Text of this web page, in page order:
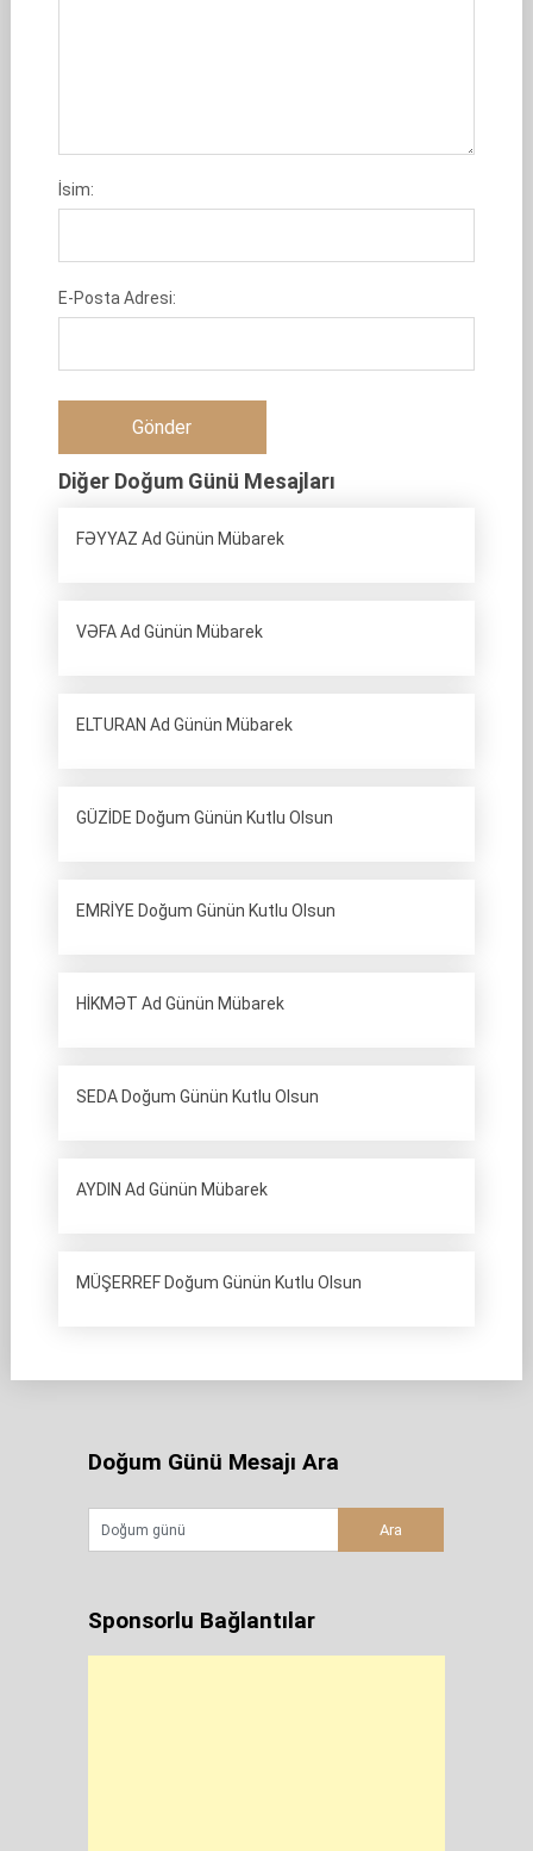
İsim:
E-Posta Adresi:
Diğer Doğum Günü Mesajları
FƏYYAZ Ad Günün Mübarek
VƏFA Ad Günün Mübarek
ELTURAN Ad Günün Mübarek
GÜZİDE Doğum Günün Kutlu Olsun
EMRİYE Doğum Günün Kutlu Olsun
HİKMƏT Ad Günün Mübarek
SEDA Doğum Günün Kutlu Olsun
AYDIN Ad Günün Mübarek
MÜŞERREF Doğum Günün Kutlu Olsun
Doğum Günü Mesajı Ara
Sponsorlu Bağlantılar